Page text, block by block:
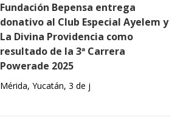
Fundación Bepensa entrega
donativo al Club Especial Ayelem y
La Divina Providencia como
resultado de la 3ª Carrera
Powerade 2025
Mérida, Yucatán, 3 de j